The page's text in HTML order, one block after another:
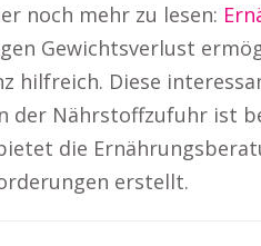
noch mehr zu lesen:
Gewichtsverlust
hilfreich. Diese
der Nährstoffzufuhr ist
die
erstellt.